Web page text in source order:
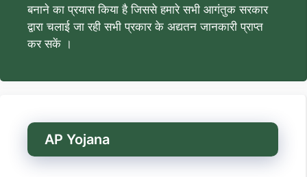
बनाने का प्रयास किया है जिससे हमारे सभी आगंतुक सरकार
द्वारा चलाई जा रही सभी प्रकार के अद्यतन जानकारी प्राप्त
कर सकें ।
AP Yojana